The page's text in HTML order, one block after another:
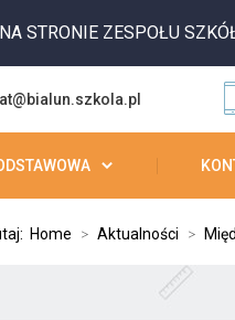
ZESPOŁU SZKÓŁ
Home > Aktualności >